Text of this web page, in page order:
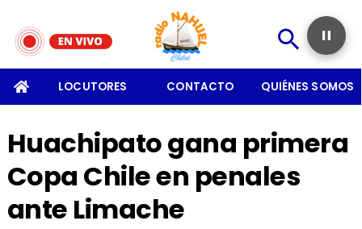
LOCUTORES CONTACTO QUIÉNES SOMOS
Huachipato gana primera
Copa Chile en penales
ante Limache